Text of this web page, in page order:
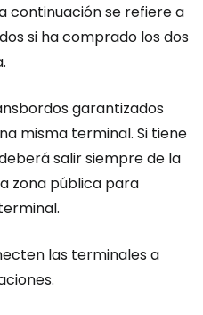
continuación se refiere a
si ha comprado los dos
garantizados
misma terminal. Si tiene
salir siempre de la
zona pública para
las terminales a